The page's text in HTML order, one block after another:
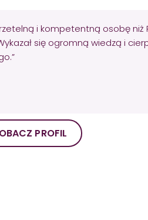
i kompetentną osobę niż
się ogromną wiedzą i
PROFIL